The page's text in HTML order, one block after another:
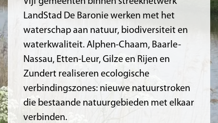
LandStad De Baronie werken met het
waterschap aan natuur, biodiversiteit en
waterkwaliteit. Alphen-Chaam, Baarle-
Nassau, Etten-Leur, Gilze en Rijen en
Zundert realiseren ecologische
verbindingszones: nieuwe natuurstroken
die bestaande natuurgebieden met elkaar
verbinden.